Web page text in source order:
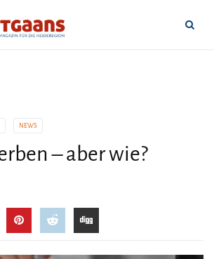
NEWS
– aber wie?